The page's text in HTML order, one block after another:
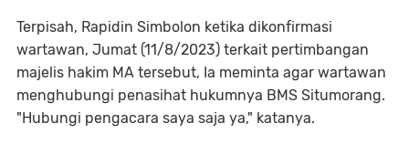
Terpisah, Rapidin Simbolon ketika dikonfirmasi
wartawan, Jumat (11/8/2023) terkait pertimbangan
majelis hakim MA tersebut, Ia meminta agar wartawan
menghubungi penasihat hukumnya BMS Situmorang.
"Hubungi pengacara saya saja ya," katanya.